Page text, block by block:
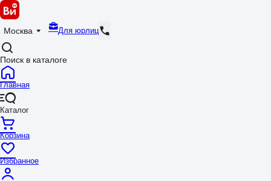
Москва Для юрлиц
Поиск в каталоге
Главная
Каталог
Корзина
Избранное